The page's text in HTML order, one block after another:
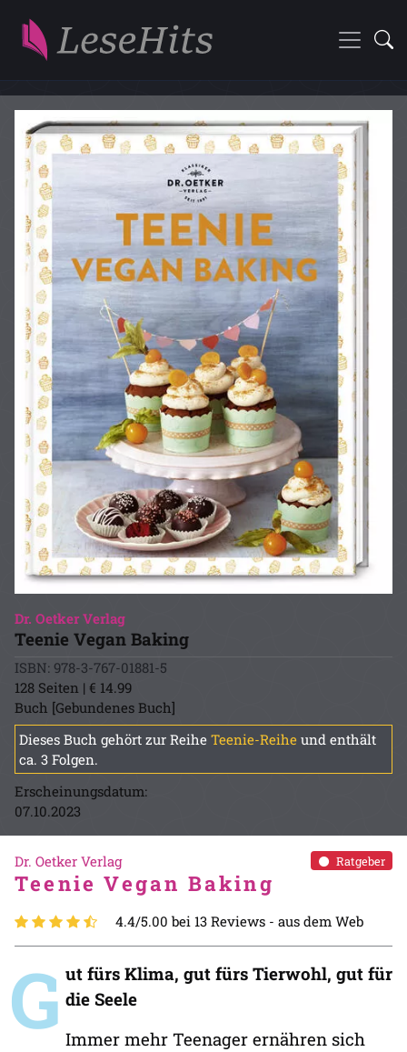
Dr. Oetker Verlag
Teenie Vegan Baking
ISBN: 978-3-767-01881-5
128 Seiten | € 14.99
Buch [Gebundenes Buch]
Dieses Buch gehört zur Reihe Teenie-Reihe und enthält
ca. 3 Folgen.
Erscheinungsdatum:
07.10.2023
Ratgeber
Dr. Oetker Verlag
Teenie Vegan Baking
4.4/5.00 bei 13 Reviews - aus dem Web
G ut fürs Klima, gut fürs Tierwohl, gut für
die Seele
Immer mehr Teenager ernähren sich